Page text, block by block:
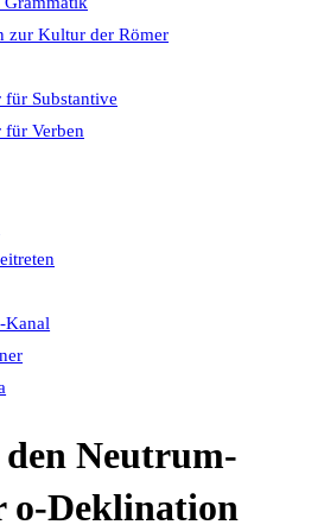
zur Kultur der Römer
für Substantive
für Verben
Kanal
Neutrum-
o-Deklination